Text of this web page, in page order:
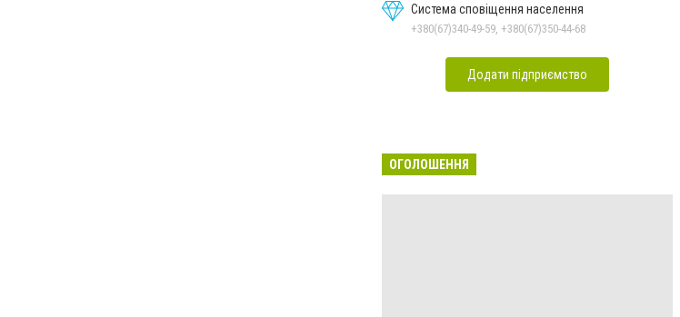
Система сповіщення населення
+380(67)340-49-59, +380(67)350-44-68
Додати підприємство
ОГОЛОШЕННЯ